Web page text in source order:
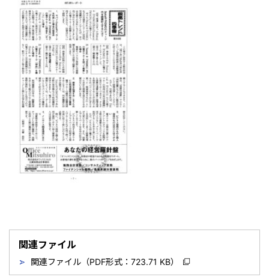
関連ファイル
関連ファイル（PDF形式：723.71 KB）